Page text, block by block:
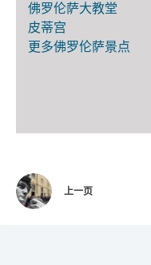
佛罗伦萨大教堂
皮蒂宫
更多佛罗伦萨景点
上一页